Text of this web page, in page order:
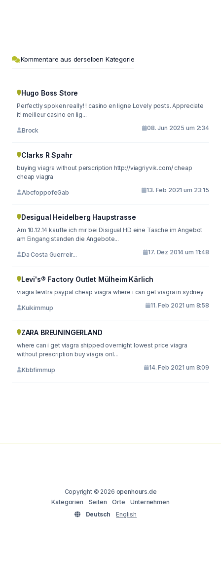
Kommentare aus derselben Kategorie
Hugo Boss Store
Perfectly spoken really! ! casino en ligne Lovely posts. Appreciate
it! meilleur casino en lig...
Brock 08. Jun 2025 um 2:34
Clarks R Spahr
buying viagra without perscription http://viagriyvik.com/ cheap
cheap viagra
AbcfoppofeGab 13. Feb 2021 um 23:15
Desigual Heidelberg Haupstrasse
Am 10.12.14 kaufte ich mir bei Disigual HD eine Tasche im Angebot
am Eingang standen die Angebote...
Da Costa Guerreir... 17. Dez 2014 um 11:48
Levi's® Factory Outlet Mülheim Kärlich
viagra levitra paypal cheap viagra where i can get viagra in sydney
Kuikimmup 11. Feb 2021 um 8:58
ZARA BREUNINGERLAND
where can i get viagra shipped overnight lowest price viagra
without prescription buy viagra onl...
Kbbfimmup 14. Feb 2021 um 8:09
Copyright © 2026 openhours.de
Kategorien
Seiten Orte
Unternehmen
Deutsch
English